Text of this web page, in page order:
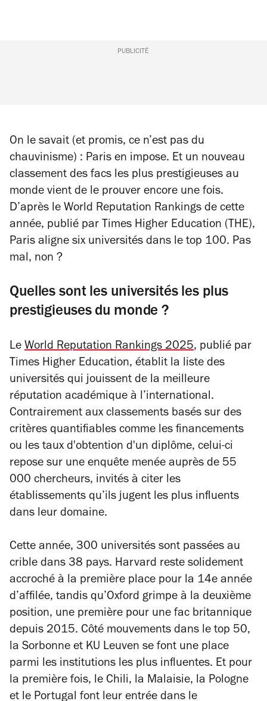
PUBLICITÉ
On le savait (et promis, ce n’est pas du
chauvinisme) : Paris en impose. Et un nouveau
classement des facs les plus prestigieuses au
monde vient de le prouver encore une fois.
D’après le World Reputation Rankings de cette
année, publié par Times Higher Education (THE),
Paris aligne six universités dans le top 100. Pas
mal, non ?
Quelles sont les universités les plus
prestigieuses du monde ?
Le World Reputation Rankings 2025, publié par
Times Higher Education, établit la liste des
universités qui jouissent de la meilleure
réputation académique à l’international.
Contrairement aux classements basés sur des
critères quantifiables comme les financements
ou les taux d'obtention d'un diplôme, celui-ci
repose sur une enquête menée auprès de 55
000 chercheurs, invités à citer les
établissements qu’ils jugent les plus influents
dans leur domaine.
Cette année, 300 universités sont passées au
crible dans 38 pays. Harvard reste solidement
accroché à la première place pour la 14e année
d’affilée, tandis qu’Oxford grimpe à la deuxième
position, une première pour une fac britannique
depuis 2015. Côté mouvements dans le top 50,
la Sorbonne et KU Leuven se font une place
parmi les institutions les plus influentes. Et pour
la première fois, le Chili, la Malaisie, la Pologne
et le Portugal font leur entrée dans le